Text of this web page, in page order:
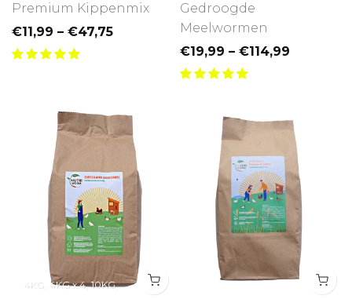
Premium Kippenmix
€11,99 – €47,75
Gedroogde
Meelwormen
€19,99 – €114,99
4KG 4KG x 4 10KG 10KG x 2